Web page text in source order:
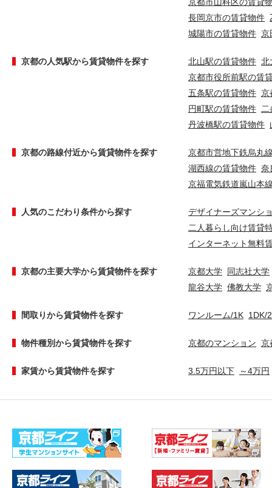
長岡京市の賃貸物件
城陽市の賃貸物件 京
京都の人気駅から賃貸物件を探す 北山駅の賃貸物件 北
京都市役所前駅の賃
五条駅の賃貸物件 京
円町駅の賃貸物件
丹波橋駅の賃貸物件
京都の路線付近から賃貸物件を探す
京都市営地下鉄烏丸
湖西線の賃貸物件 奈
京福電気鉄道嵐山本
人気のこだわり条件から探す
デザイナーズマンシ
二人暮らし向け賃貸
インターネット無料
京都の主要大学から賃貸物件を探す 京都大学 同志社大学
龍谷大学 佛教大学
間取りから賃貸物件を探す ワンルーム/1K 1DK/
物件種別から賃貸物件を探す 京都のマンション 京
家賃から賃貸物件を探す 3.5万円以下 ～4万円